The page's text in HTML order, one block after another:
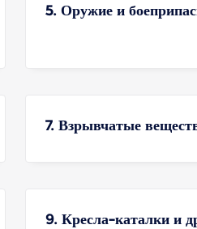
5. Оружие и
7. Взрывчатые
9. Кресла-каталки и